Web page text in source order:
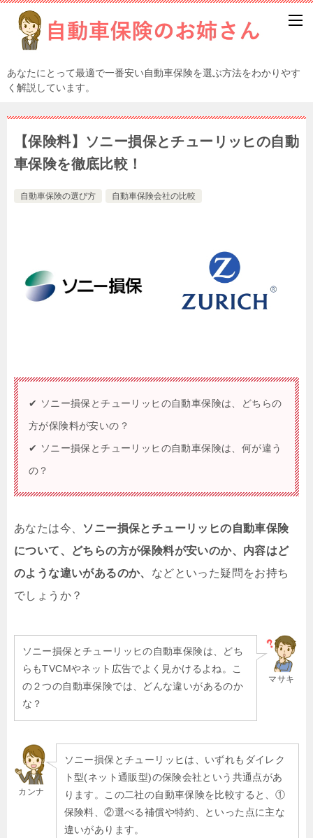
あなたにとって最適で一番安い自動車保険を選ぶ方法をわかりやす
く解説しています。
【保険料】ソニー損保とチューリッヒの自動
車保険を徹底比較！
自動車保険の選び方 自動車保険会社の比較
✔ ソニー損保とチューリッヒの自動車保険は、どちらの
方が保険料が安いの？
✔ ソニー損保とチューリッヒの自動車保険は、何が違う
の？
あなたは今、 ソニー損保とチューリッヒの自動車保険
について、どちらの方が保険料が安いのか、内容はど
のような違いがあるのか、 などといった疑問をお持ち
でしょうか？
マサキ
ソニー損保とチューリッヒの自動車保険は、どち
らもTVCMやネット広告でよく見かけるよね。こ
の２つの自動車保険では、どんな違いがあるのか
な？
カンナ
ソニー損保とチューリッヒは、いずれもダイレク
ト型(ネット通販型)の保険会社という共通点があ
ります。この二社の自動車保険を比較すると、①
保険料、②選べる補償や特約、といった点に主な
違いがあります。